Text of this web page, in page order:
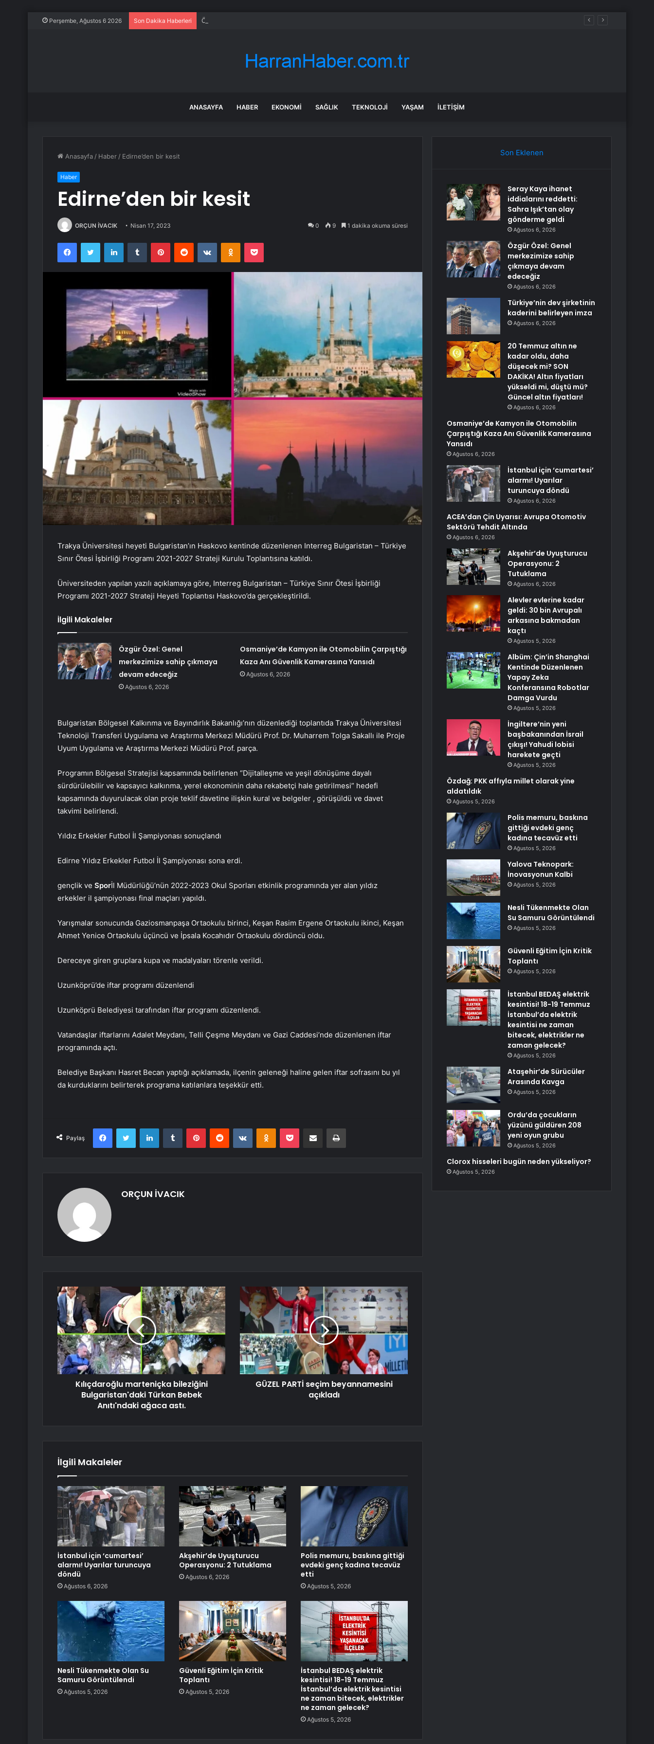
Perşembe, Ağustos 6 2026 Son Dakika Haberleri Özgür Özel: Genel merkezimize sahip çıkmaya devam edeceğiz
ANASAYFA HABER EKONOMI SAĞLIK TEKNOLOJI YAŞAM İLETIŞIM
Anasayfa / Haber / Edirne’den bir kesit
Haber
Edirne’den bir kesit
ORÇUN İVACIK Nisan 17, 2023 0 9 1 dakika okuma süresi
FacebookTwitter LinkedInTumblr PinterestReddit VKontakteOdnoklassniki
Pocket
Trakya Üniversitesi heyeti Bulgaristan’ın Haskovo kentinde düzenlenen Interreg Bulgaristan – Türkiye
Sınır Ötesi İşbirliği Programı 2021-2027 Strateji Kurulu Toplantısına katıldı.
Üniversiteden yapılan yazılı açıklamaya göre, Interreg Bulgaristan – Türkiye Sınır Ötesi İşbirliği
Programı 2021-2027 Strateji Heyeti Toplantısı Haskovo’da gerçekleştirildi.
İlgili Makaleler
Özgür Özel: Genel
merkezimize sahip çıkmaya
devam edeceğiz
Ağustos 6, 2026
Osmaniye’de Kamyon ile Otomobilin Çarpıştığı
Kaza Anı Güvenlik Kamerasına Yansıdı
Ağustos 6, 2026
Bulgaristan Bölgesel Kalkınma ve Bayındırlık Bakanlığı’nın düzenlediği toplantıda Trakya Üniversitesi
Teknoloji Transferi Uygulama ve Araştırma Merkezi Müdürü Prof. Dr. Muharrem Tolga Sakallı ile Proje
Uyum Uygulama ve Araştırma Merkezi Müdürü Prof. parça.
Programın Bölgesel Stratejisi kapsamında belirlenen “Dijitalleşme ve yeşil dönüşüme dayalı
sürdürülebilir ve kapsayıcı kalkınma, yerel ekonominin daha rekabetçi hale getirilmesi” hedefi
kapsamında duyurulacak olan proje teklif davetine ilişkin kural ve belgeler , görüşüldü ve davet
takvimi belirlendi.
Yıldız Erkekler Futbol İl Şampiyonası sonuçlandı
Edirne Yıldız Erkekler Futbol İl Şampiyonası sona erdi.
gençlik ve Sporİl Müdürlüğü’nün 2022-2023 Okul Sporları etkinlik programında yer alan yıldız
erkekler il şampiyonası final maçları yapıldı.
Yarışmalar sonucunda Gaziosmanpaşa Ortaokulu birinci, Keşan Rasim Ergene Ortaokulu ikinci, Keşan
Ahmet Yenice Ortaokulu üçüncü ve İpsala Kocahıdır Ortaokulu dördüncü oldu.
Dereceye giren gruplara kupa ve madalyaları törenle verildi.
Uzunköprü’de iftar programı düzenlendi
Uzunköprü Belediyesi tarafından iftar programı düzenlendi.
Vatandaşlar iftarlarını Adalet Meydanı, Telli Çeşme Meydanı ve Gazi Caddesi’nde düzenlenen iftar
programında açtı.
Belediye Başkanı Hasret Becan yaptığı açıklamada, ilçenin geleneği haline gelen iftar sofrasını bu yıl
da kurduklarını belirterek programa katılanlara teşekkür etti.
Paylaş
FacebookTwitter LinkedInTumblr PinterestReddit VKontakteOdnoklassniki
Pocket E-Posta ile paylaş Yazdır
ORÇUN İVACIK
Kılıçdaroğlu marteniçka bileziğini
Bulgaristan'daki Türkan Bebek
Anıtı'ndaki ağaca astı.
GÜZEL PARTİ seçim beyannamesini
açıkladı
İlgili Makaleler
İstanbul için ‘cumartesi’
alarmı! Uyarılar turuncuya
döndü
Ağustos 6, 2026
Akşehir’de Uyuşturucu
Operasyonu: 2 Tutuklama
Ağustos 6, 2026
Polis memuru, baskına gittiği
evdeki genç kadına tecavüz
etti
Ağustos 5, 2026
Nesli Tükenmekte Olan Su
Samuru Görüntülendi
Ağustos 5, 2026
Güvenli Eğitim İçin Kritik
Toplantı
Ağustos 5, 2026
İstanbul BEDAŞ elektrik
kesintisi! 18-19 Temmuz
İstanbul’da elektrik kesintisi
ne zaman bitecek, elektrikler
ne zaman gelecek?
Ağustos 5, 2026
Son Eklenen
Seray Kaya ihanet
iddialarını reddetti:
Sahra Işık’tan olay
gönderme geldi
Ağustos 6, 2026
Özgür Özel: Genel
merkezimize sahip
çıkmaya devam
edeceğiz
Ağustos 6, 2026
Türkiye’nin dev şirketinin
kaderini belirleyen imza
Ağustos 6, 2026
20 Temmuz altın ne
kadar oldu, daha
düşecek mi? SON
DAKİKA! Altın fiyatları
yükseldi mi, düştü mü?
Güncel altın fiyatları!
Ağustos 6, 2026
Osmaniye’de Kamyon ile Otomobilin
Çarpıştığı Kaza Anı Güvenlik Kamerasına
Yansıdı
Ağustos 6, 2026
İstanbul için ‘cumartesi’
alarmı! Uyarılar
turuncuya döndü
Ağustos 6, 2026
ACEA’dan Çin Uyarısı: Avrupa Otomotiv
Sektörü Tehdit Altında
Ağustos 6, 2026
Akşehir’de Uyuşturucu
Operasyonu: 2
Tutuklama
Ağustos 6, 2026
Alevler evlerine kadar
geldi: 30 bin Avrupalı
arkasına bakmadan
kaçtı
Ağustos 5, 2026
Albüm: Çin’in Shanghai
Kentinde Düzenlenen
Yapay Zeka
Konferansına Robotlar
Damga Vurdu
Ağustos 5, 2026
İngiltere’nin yeni
başbakanından İsrail
çıkışı! Yahudi lobisi
harekete geçti
Ağustos 5, 2026
Özdağ: PKK affıyla millet olarak yine
aldatıldık
Ağustos 5, 2026
Polis memuru, baskına
gittiği evdeki genç
kadına tecavüz etti
Ağustos 5, 2026
Yalova Teknopark:
İnovasyonun Kalbi
Ağustos 5, 2026
Nesli Tükenmekte Olan
Su Samuru Görüntülendi
Ağustos 5, 2026
Güvenli Eğitim İçin Kritik
Toplantı
Ağustos 5, 2026
İstanbul BEDAŞ elektrik
kesintisi! 18-19 Temmuz
İstanbul’da elektrik
kesintisi ne zaman
bitecek, elektrikler ne
zaman gelecek?
Ağustos 5, 2026
Ataşehir’de Sürücüler
Arasında Kavga
Ağustos 5, 2026
Ordu’da çocukların
yüzünü güldüren 208
yeni oyun grubu
Ağustos 5, 2026
Clorox hisseleri bugün neden yükseliyor?
Ağustos 5, 2026